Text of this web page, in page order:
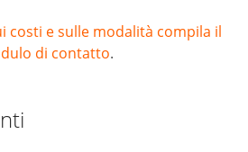
costi e sulle modalità compila il
di contatto.